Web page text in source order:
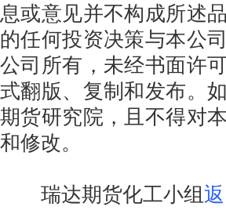
息或意见并不构成所述
的任何投资决策与本公
公司所有，未经书面许
式翻版、复制和发布。
期货研究院，且不得对
和修改。
瑞达期货化工小组